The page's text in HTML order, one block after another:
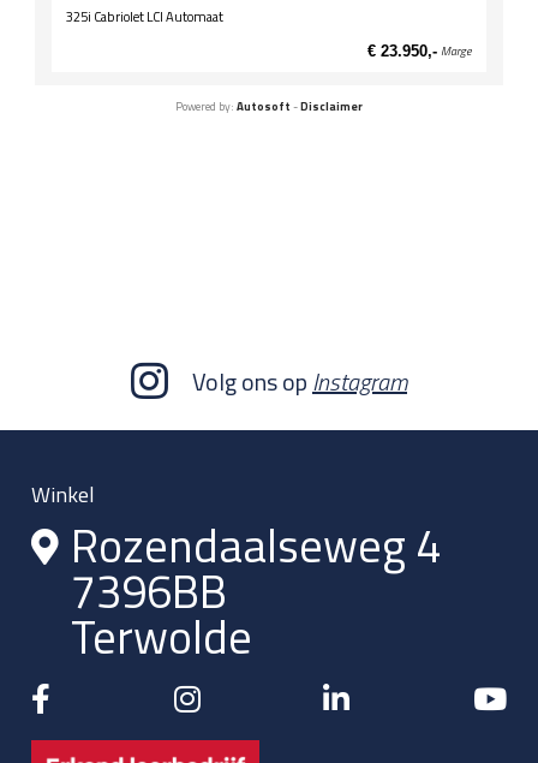
325i Cabriolet LCI Automaat
€ 23.950,- Marge
Powered by: Autosoft -Disclaimer
Volg ons opInstagram
Winkel
Rozendaalseweg 4
7396BB
Terwolde